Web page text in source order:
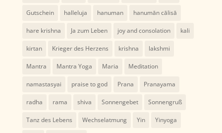
Gutschein halleluja hanuman hanumān cālisā
hare krishna Ja zum Leben joy and consolation kali
kirtan Krieger des Herzens krishna lakshmi
Mantra Mantra Yoga Maria Meditation
namastasyai praise to god Prana Pranayama
radha rama shiva Sonnengebet Sonnengruß
Tanz des Lebens Wechselatmung Yin Yinyoga